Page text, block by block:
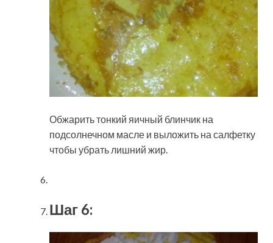
Обжарить тонкий яичный блинчик на
подсолнечном масле и выложить на салфетку
чтобы убрать лишний жир.
Шаг 6: